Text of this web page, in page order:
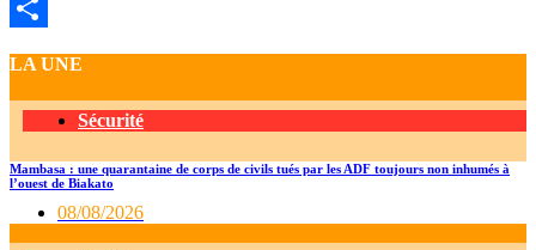
Telegram
LA UNE
Sécurité
Mambasa : une quarantaine de corps de civils tués par les ADF toujours non inhumés à
l’ouest de Biakato
08/08/2026